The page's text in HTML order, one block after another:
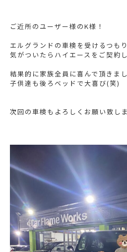
ご近所のユーザー様のK様！
エルグランドの車検を受けるつも
気がついたらハイエースをご契約
結果的に家族全員に喜んで頂きま
子供達も後ろベッドで大喜び(笑)
次回の車検もよろしくお願い致し